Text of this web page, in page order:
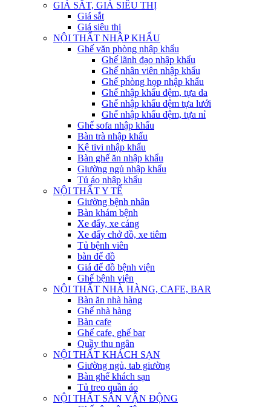
GIÁ SẮT, GIÁ SIÊU THỊ
Giá sắt
Giá siêu thị
NỘI THẤT NHẬP KHẨU
Ghế văn phòng nhập khẩu
Ghế lãnh đạo nhập khẩu
Ghế nhân viên nhập khẩu
Ghế phòng họp nhập khẩu
Ghế nhập khẩu đệm, tựa da
Ghế nhập khẩu đệm tựa lưới
Ghế nhập khẩu đệm, tựa nỉ
Ghế sofa nhập khẩu
Bàn trà nhập khẩu
Kệ tivi nhập khẩu
Bàn ghế ăn nhập khẩu
Giường ngủ nhập khẩu
Tủ áo nhập khẩu
NỘI THẤT Y TẾ
Giường bệnh nhân
Bàn khám bệnh
Xe đẩy, xe cáng
Xe đẩy chở đồ, xe tiêm
Tủ bệnh viên
bàn để đồ
Giá để đồ bệnh viện
Ghế bệnh viện
NỘI THẤT NHÀ HÀNG, CAFE, BAR
Bàn ăn nhà hàng
Ghế nhà hàng
Bàn cafe
Ghế cafe, ghế bar
Quầy thu ngân
NỘI THẤT KHÁCH SẠN
Giường ngủ, tab giường
Bàn ghế khách sạn
Tủ treo quần áo
NỘI THẤT SÂN VẬN ĐỘNG